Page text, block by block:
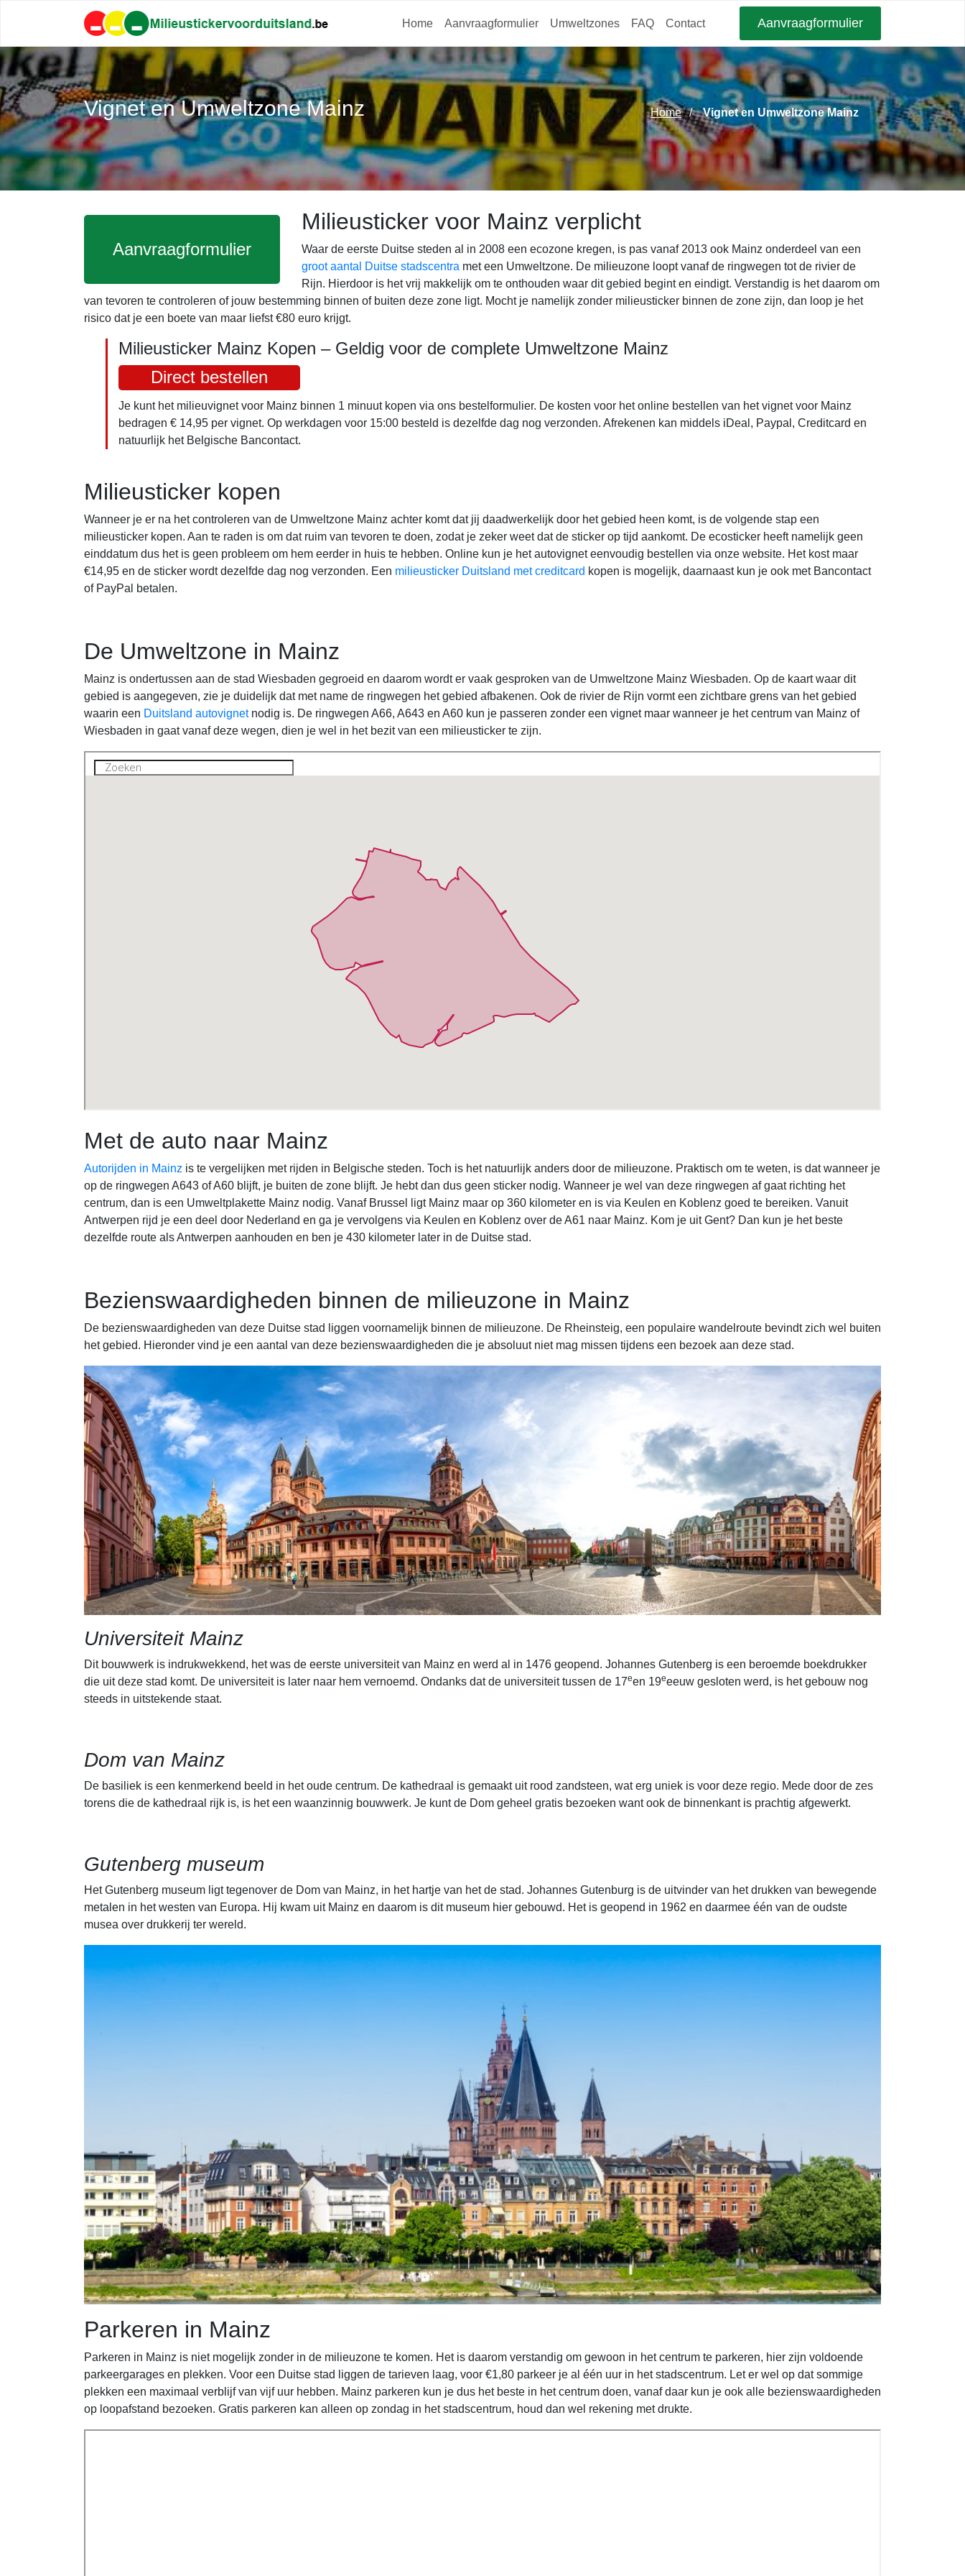
Home Aanvraagformulier Umweltzones FAQ Contact Aanvraagformulier
Vignet en Umweltzone Mainz Home Vignet en Umweltzone Mainz
Aanvraagformulier
Milieusticker voor Mainz verplicht
Waar de eerste Duitse steden al in 2008 een ecozone kregen, is pas vanaf 2013 ook Mainz onderdeel van een
groot aantal Duitse stadscentra met een Umweltzone. De milieuzone loopt vanaf de ringwegen tot de rivier de
Rijn. Hierdoor is het vrij makkelijk om te onthouden waar dit gebied begint en eindigt. Verstandig is het daarom om
van tevoren te controleren of jouw bestemming binnen of buiten deze zone ligt. Mocht je namelijk zonder milieusticker binnen de zone zijn, dan loop je het
risico dat je een boete van maar liefst €80 euro krijgt.
Milieusticker Mainz Kopen – Geldig voor de complete Umweltzone Mainz
Direct bestellen
Je kunt het milieuvignet voor Mainz binnen 1 minuut kopen via ons bestelformulier. De kosten voor het online bestellen van het vignet voor Mainz
bedragen € 14,95 per vignet. Op werkdagen voor 15:00 besteld is dezelfde dag nog verzonden. Afrekenen kan middels iDeal, Paypal, Creditcard en
natuurlijk het Belgische Bancontact.
Milieusticker kopen
Wanneer je er na het controleren van de Umweltzone Mainz achter komt dat jij daadwerkelijk door het gebied heen komt, is de volgende stap een
milieusticker kopen. Aan te raden is om dat ruim van tevoren te doen, zodat je zeker weet dat de sticker op tijd aankomt. De ecosticker heeft namelijk geen
einddatum dus het is geen probleem om hem eerder in huis te hebben. Online kun je het autovignet eenvoudig bestellen via onze website. Het kost maar
€14,95 en de sticker wordt dezelfde dag nog verzonden. Een milieusticker Duitsland met creditcard kopen is mogelijk, daarnaast kun je ook met Bancontact
of PayPal betalen.
De Umweltzone in Mainz
Mainz is ondertussen aan de stad Wiesbaden gegroeid en daarom wordt er vaak gesproken van de Umweltzone Mainz Wiesbaden. Op de kaart waar dit
gebied is aangegeven, zie je duidelijk dat met name de ringwegen het gebied afbakenen. Ook de rivier de Rijn vormt een zichtbare grens van het gebied
waarin een Duitsland autovignetnodig is. De ringwegen A66, A643 en A60 kun je passeren zonder een vignet maar wanneer je het centrum van Mainz of
Wiesbaden in gaat vanaf deze wegen, dien je wel in het bezit van een milieusticker te zijn.
Met de auto naar Mainz
Autorijden in Mainz is te vergelijken met rijden in Belgische steden. Toch is het natuurlijk anders door de milieuzone. Praktisch om te weten, is dat wanneer je
op de ringwegen A643 of A60 blijft, je buiten de zone blijft. Je hebt dan dus geen sticker nodig. Wanneer je wel van deze ringwegen af gaat richting het
centrum, dan is een Umweltplakette Mainz nodig. Vanaf Brussel ligt Mainz maar op 360 kilometer en is via Keulen en Koblenz goed te bereiken. Vanuit
Antwerpen rijd je een deel door Nederland en ga je vervolgens via Keulen en Koblenz over de A61 naar Mainz. Kom je uit Gent? Dan kun je het beste
dezelfde route als Antwerpen aanhouden en ben je 430 kilometer later in de Duitse stad.
Bezienswaardigheden binnen de milieuzone in Mainz
De bezienswaardigheden van deze Duitse stad liggen voornamelijk binnen de milieuzone. De Rheinsteig, een populaire wandelroute bevindt zich wel buiten
het gebied. Hieronder vind je een aantal van deze bezienswaardigheden die je absoluut niet mag missen tijdens een bezoek aan deze stad.
Universiteit Mainz
Dit bouwwerk is indrukwekkend, het was de eerste universiteit van Mainz en werd al in 1476 geopend. Johannes Gutenberg is een beroemde boekdrukker
die uit deze stad komt. De universiteit is later naar hem vernoemd. Ondanks dat de universiteit tussen de 17een 19eeeuw gesloten werd, is het gebouw nog
steeds in uitstekende staat.
Dom van Mainz
De basiliek is een kenmerkend beeld in het oude centrum. De kathedraal is gemaakt uit rood zandsteen, wat erg uniek is voor deze regio. Mede door de zes
torens die de kathedraal rijk is, is het een waanzinnig bouwwerk. Je kunt de Dom geheel gratis bezoeken want ook de binnenkant is prachtig afgewerkt.
Gutenberg museum
Het Gutenberg museum ligt tegenover de Dom van Mainz, in het hartje van het de stad. Johannes Gutenburg is de uitvinder van het drukken van bewegende
metalen in het westen van Europa. Hij kwam uit Mainz en daarom is dit museum hier gebouwd. Het is geopend in 1962 en daarmee één van de oudste
musea over drukkerij ter wereld.
Parkeren in Mainz
Parkeren in Mainz is niet mogelijk zonder in de milieuzone te komen. Het is daarom verstandig om gewoon in het centrum te parkeren, hier zijn voldoende
parkeergarages en plekken. Voor een Duitse stad liggen de tarieven laag, voor €1,80 parkeer je al één uur in het stadscentrum. Let er wel op dat sommige
plekken een maximaal verblijf van vijf uur hebben. Mainz parkeren kun je dus het beste in het centrum doen, vanaf daar kun je ook alle bezienswaardigheden
op loopafstand bezoeken. Gratis parkeren kan alleen op zondag in het stadscentrum, houd dan wel rekening met drukte.